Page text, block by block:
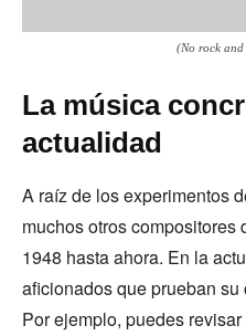
(No rock and
La música
actualidad
A raíz de los experimentos
muchos otros
1948 hasta ahora. En la
aficionados que prueban
Por ejemplo, puedes